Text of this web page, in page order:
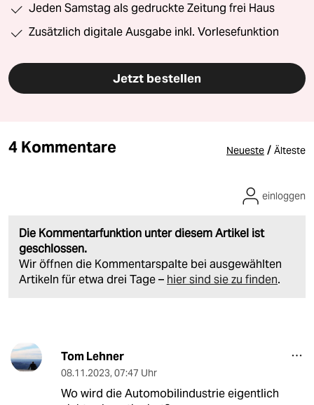
Jeden Samstag als gedruckte Zeitung frei Haus
Zusätzlich digitale Ausgabe inkl. Vorlesefunktion
Jetzt bestellen
4 Kommentare Neueste / Älteste
Die Kommentarfunktion unter diesem Artikel ist
geschlossen.
Wir öffnen die Kommentarspalte bei ausgewählten
Artikeln für etwa drei Tage – hier sind sie zu finden.
einloggen
Tom Lehner
08.11.2023, 07:47 Uhr
Wo wird die Automobilindustrie eigentlich